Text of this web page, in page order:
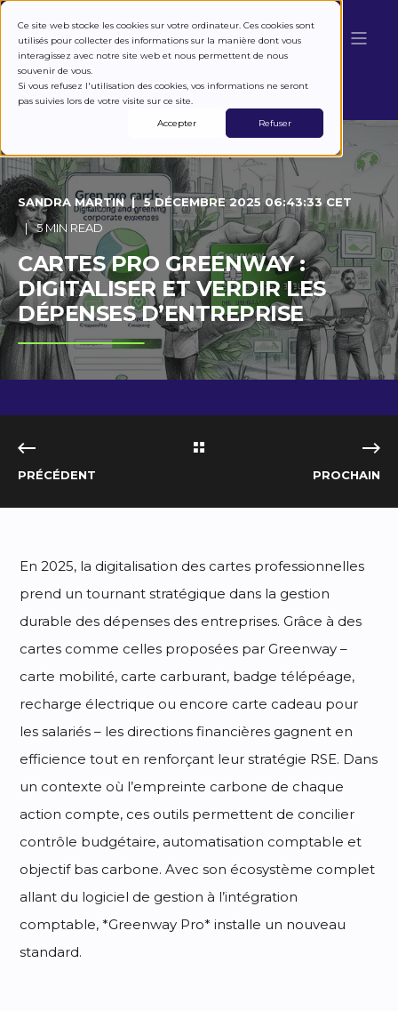
Ce site web stocke les cookies sur votre ordinateur. Ces cookies sont
utilisés pour collecter des informations sur la manière dont vous
interagissez avec notre site web et nous permettent de nous
souvenir de vous.
Si vous refusez l'utilisation des cookies, vos informations ne seront
pas suivies lors de votre visite sur ce site.
Accepter
Refuser
SANDRA MARTIN
5 DÉCEMBRE 2025 06:43:33 CET
5 MIN READ
CARTES PRO GREENWAY :
DIGITALISER ET VERDIR LES
DÉPENSES D’ENTREPRISE
PRÉCÉDENT PROCHAIN
En 2025, la digitalisation des cartes professionnelles
prend un tournant stratégique dans la gestion
durable des dépenses des entreprises. Grâce à des
cartes comme celles proposées par Greenway –
carte mobilité, carte carburant, badge télépéage,
recharge électrique ou encore carte cadeau pour
les salariés – les directions financières gagnent en
efficience tout en renforçant leur stratégie RSE. Dans
un contexte où l’empreinte carbone de chaque
action compte, ces outils permettent de concilier
contrôle budgétaire, automatisation comptable et
objectif bas carbone. Avec son écosystème complet
allant du logiciel de gestion à l’intégration
comptable, *Greenway Pro* installe un nouveau
standard.